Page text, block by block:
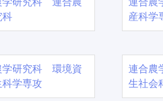
科
産科学
学研究科 環境資
学専攻
連合農
生社会